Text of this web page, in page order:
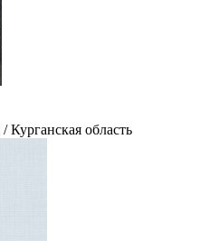
/ Курганская область